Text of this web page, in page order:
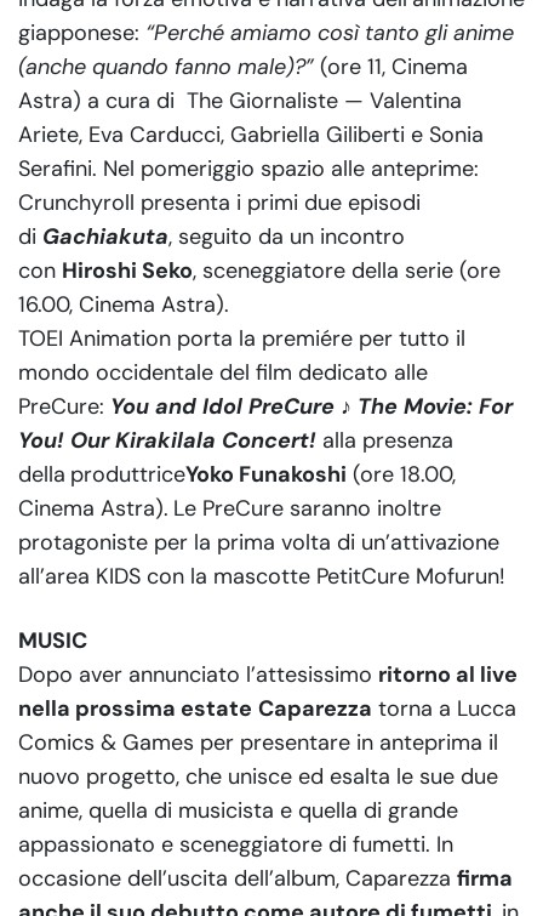
giapponese: “Perché amiamo così tanto gli anime
(anche quando fanno male)?”(ore 11, Cinema
Astra) a cura di The Giornaliste — Valentina
Ariete, Eva Carducci, Gabriella Giliberti e Sonia
Serafini. Nel pomeriggio spazio alle anteprime:
Crunchyroll presenta i primi due episodi
di Gachiakuta, seguito da un incontro
con Hiroshi Seko, sceneggiatore della serie (ore
16.00, Cinema Astra).
TOEI Animation porta la premiére per tutto il
mondo occidentale del film dedicato alle
PreCure: You and Idol PreCure ♪ The Movie: For
You! Our Kirakilala Concert! alla presenza
della produttriceYoko Funakoshi (ore 18.00,
Cinema Astra). Le PreCure saranno inoltre
protagoniste per la prima volta di un’attivazione
all’area KIDS con la mascotte PetitCure Mofurun!
MUSIC
Dopo aver annunciato l’attesissimo ritorno al live
nella prossima estate Caparezza torna a Lucca
Comics & Games per presentare in anteprima il
nuovo progetto, che unisce ed esalta le sue due
anime, quella di musicista e quella di grande
appassionato e sceneggiatore di fumetti. In
occasione dell’uscita dell’album, Caparezza firma